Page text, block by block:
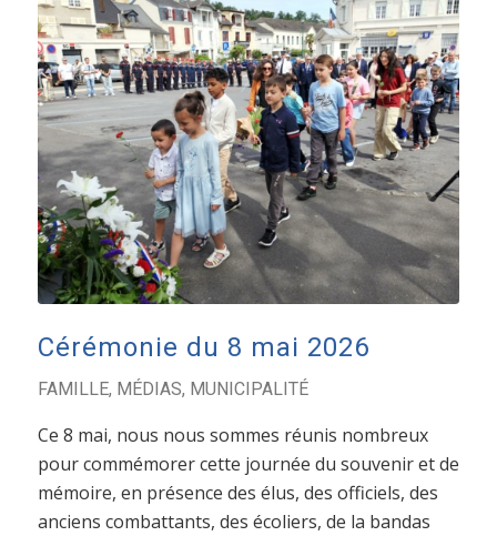
Cérémonie du 8 mai 2026
FAMILLE, MÉDIAS, MUNICIPALITÉ
Ce 8 mai, nous nous sommes réunis nombreux
pour commémorer cette journée du souvenir et de
mémoire, en présence des élus, des officiels, des
anciens combattants, des écoliers, de la bandas